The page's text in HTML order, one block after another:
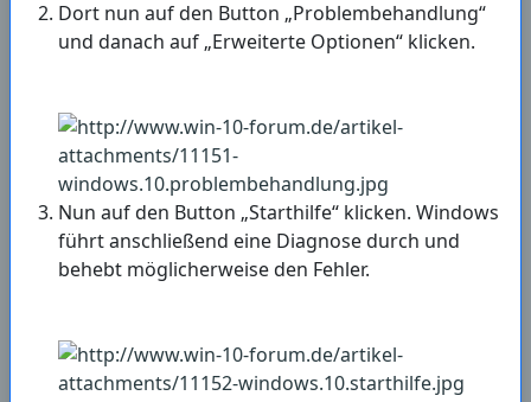
Dort nun auf den Button „Problembehandlung“
und danach auf „Erweiterte Optionen“ klicken.
Nun auf den Button „Starthilfe“ klicken. Windows
führt anschließend eine Diagnose durch und
behebt möglicherweise den Fehler.